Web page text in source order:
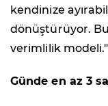
kendinize
dönüştürüyor.
verimlilik modeli."
Günde en az 3